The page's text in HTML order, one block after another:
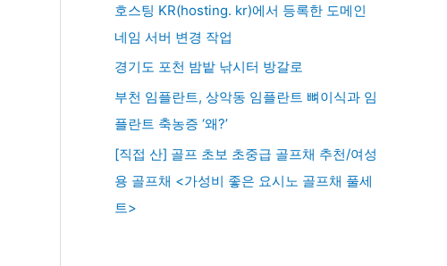
호스팅 KR(hosting. kr)에서 등록한 도메인
네임 서버 변경 작업
경기도 포천 밤밭 낚시터 방갈로
부천 임플란트, 상악동 임플란트 뼈이식과 임
플란트 축농증 ‘왜?’
[직접 산] 골프 초보 초중급 골프채 추천/여성
용 골프채 <가성비 좋은 요시노 골프채 풀세
트>